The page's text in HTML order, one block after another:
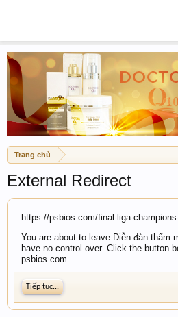
Trang chủ
External Redirect
https://psbios.com/final-liga-
You are about to leave Diễn đàn thẩm
have no control over. Click the button
psbios.com.
Tiếp tục...